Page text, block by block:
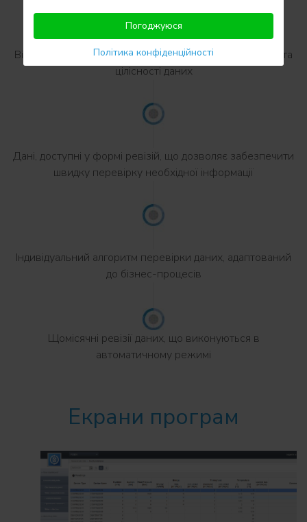
Відстеження дій користувача, забезпечення безпеки та
цілісності даних
Дані, доступні у формі ревізій, що дозволяє забезпечити
швидку перевірку необхідної інформації
Індивідуальний алгоритм перевірки даних, адаптований
до бізнес-процесів
Щомісячні ревізії даних, що виконуються в
автоматичному режимі
Екрани програм
Погоджуюся
Політика конфіденційності